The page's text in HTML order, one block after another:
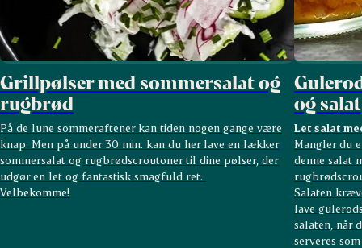
Grillpølser med sommersalat og
rugbrød
På de lune sommeraftener kan tiden nogen gange være
knap. Men på under 30 min. kan du her lave en lækker
sommersalat og rugbrødscroutoner til dine pølser, der
udgør en let og fantastisk smagfuld ret.
Velbekomme!
og salat
Let salat
Mangler du
denne salat
Salaten
lave
salaten, når
serveres